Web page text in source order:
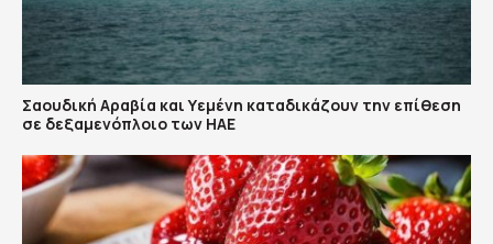
Σαουδική Αραβία και Υεμένη καταδικάζουν την επίθεση
σε δεξαμενόπλοιο των ΗΑΕ